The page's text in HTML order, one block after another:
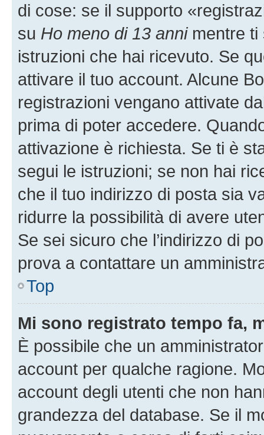
di cose: se il supporto
su Ho meno di 13 annimentre ti
istruzioni che hai ricevuto. Se
attivare il tuo account. Alcune
registrazioni vengano attivate
prima di poter accedere.
attivazione è richiesta. Se ti è
segui le istruzioni; se non hai
che il tuo indirizzo di posta sia
ridurre la possibilità di avere
Se sei sicuro che l’indirizzo di
prova a contattare un
Top
Mi sono registrato tempo fa,
È possibile che un
account per qualche ragione.
account degli utenti che non
grandezza del database. Se il